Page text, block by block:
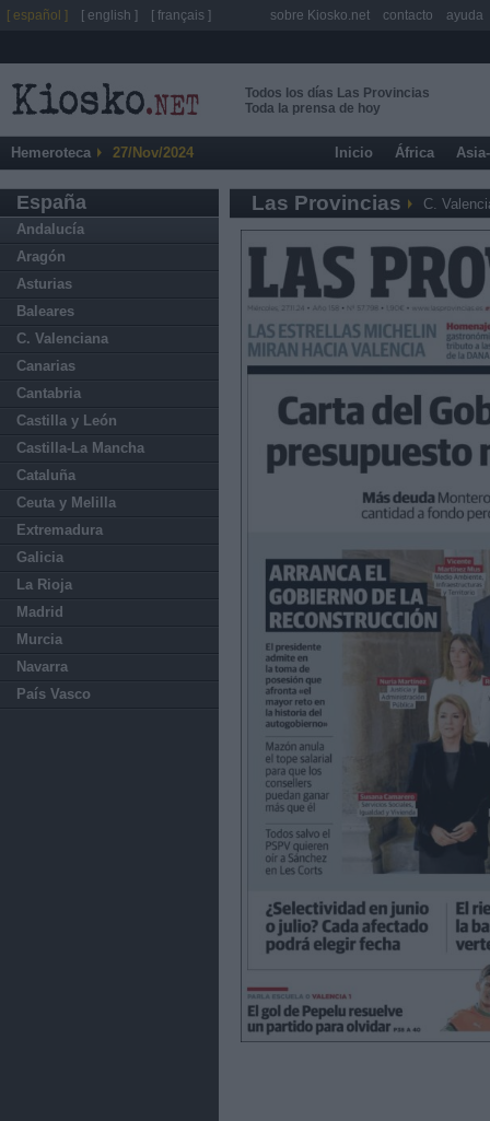
Todos los días Las Provincias
Toda la prensa de hoy
Hemeroteca 27/Nov/2024 Inicio África
España
Andalucía
Aragón
Asturias
Baleares
C. Valenciana
Canarias
Cantabria
Castilla y León
Castilla-La Mancha
Cataluña
Ceuta y Melilla
Extremadura
Galicia
La Rioja
Madrid
Murcia
Navarra
País Vasco
Las Provincias C.
[ español ] [ english ] [ français ] sobre Kiosko.net contacto ayuda